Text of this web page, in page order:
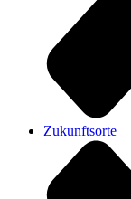
Zukunftsorte